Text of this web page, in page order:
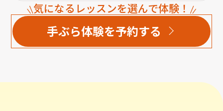
気になるレッスンを選んで体験！
手ぶら体験を予約する